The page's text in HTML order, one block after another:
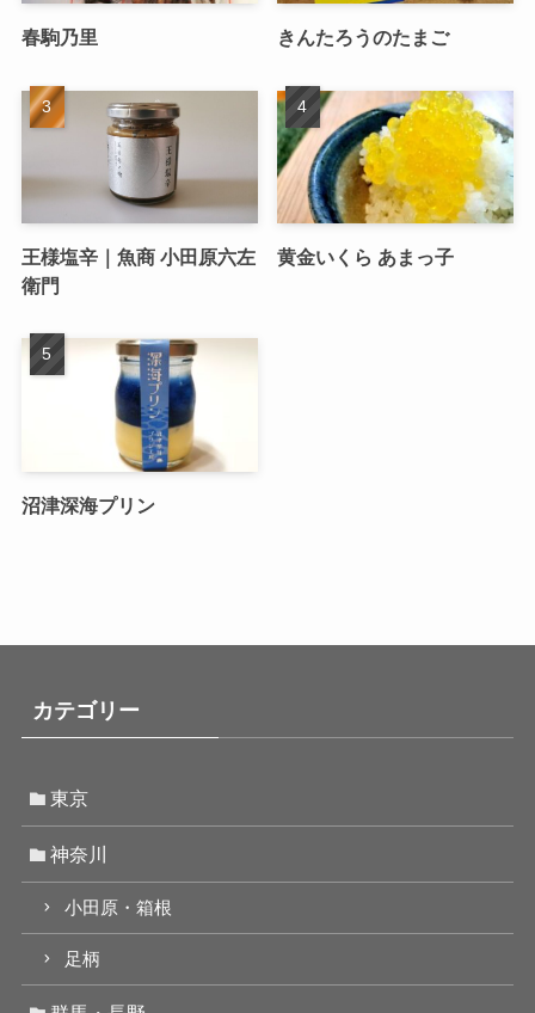
春駒乃里 きんたろうのたまご
王様塩辛｜魚商 小田原六左
衛門
黄金いくら あまっ子
沼津深海プリン
カテゴリー
東京
神奈川
小田原・箱根
足柄